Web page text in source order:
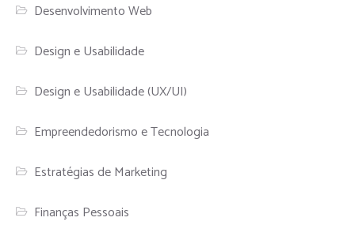
Desenvolvimento Web
Design e Usabilidade
Design e Usabilidade (UX/UI)
Empreendedorismo e Tecnologia
Estratégias de Marketing
Finanças Pessoais